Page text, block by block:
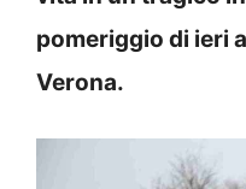
pomeriggio di ieri
Verona.